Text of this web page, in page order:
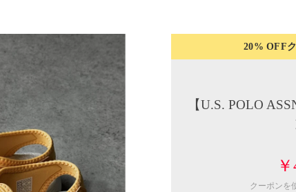
20% OFF
【U.S. POLO
クーポンを